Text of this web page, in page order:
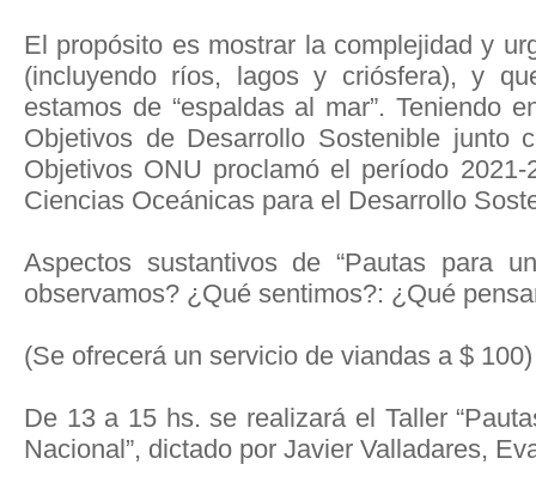
El propósito es mostrar la complejidad y
(incluyendo ríos, lagos y criósfera), y
estamos de “espaldas al mar”. Teniendo
Objetivos de Desarrollo Sostenible junto
Objetivos ONU proclamó el período
Ciencias Oceánicas para el Desarrollo
Aspectos sustantivos de “Pautas para
observamos? ¿Qué sentimos?: ¿Qué
(Se ofrecerá un servicio de viandas a $ 100)
De 13 a 15 hs. se realizará el Taller
Nacional”, dictado por Javier Valladares,